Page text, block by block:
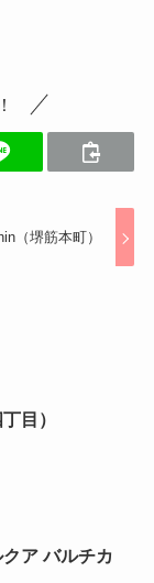
（堺筋本町）
目）
ア バルチカ